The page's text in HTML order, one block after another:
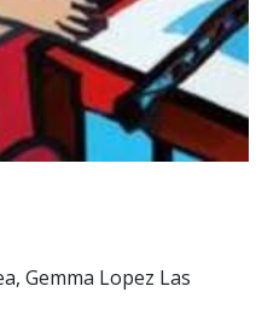
Gemma Lopez Las